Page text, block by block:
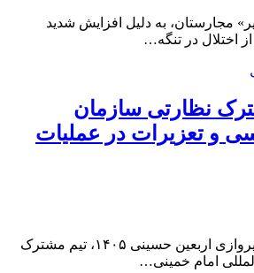
مجارستان، به دلیل افزایش شدید
اختلال در تنگه…
نظارتی سازمان
و تعزیرات در عملیات
همزمان با آغاز عملیات پروازی اربعین حسینی ۱۴۰۵، تیم مشترک
امام خمینی…